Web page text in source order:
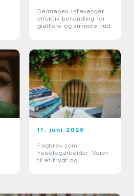
Dermapen i stavanger:
effektiv behandling for
glattere og sunnere hud
11. juni 2026
Fagbrev som
helsefagarbeider: Veien
til et trygt og